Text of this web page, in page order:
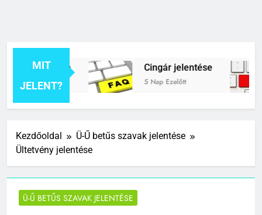
MIT
JELENT?
jelentése Cingár jelentése
5 Nap Ezelőtt
Kezdőoldal
Ü-Ű betűs szavak jelentése
Ültetvény jelentése
Ü-Ű BETŰS SZAVAK JELENTÉSE